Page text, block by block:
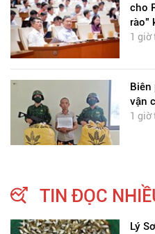
cho
rào”
1 giờ
vận
1 giờ
TIN ĐỌC
Lý